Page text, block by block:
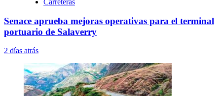
Senace aprueba mejoras operativas para el terminal
portuario de Salaverry
2 días atrás